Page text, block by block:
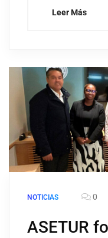
Leer Más
NOTICIAS 0
ASETUR